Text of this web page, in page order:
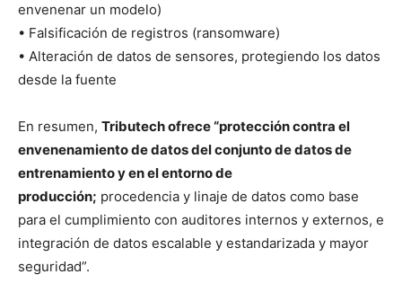
envenenar un modelo)
• Falsificación de registros (ransomware)
• Alteración de datos de sensores, protegiendo los datos
desde la fuente
En resumen, Tributech ofrece “protección contra el
envenenamiento de datos del conjunto de datos de
entrenamiento y en el entorno de
producción; procedencia y linaje de datos como base
para el cumplimiento con auditores internos y externos, e
integración de datos escalable y estandarizada y mayor
seguridad”.